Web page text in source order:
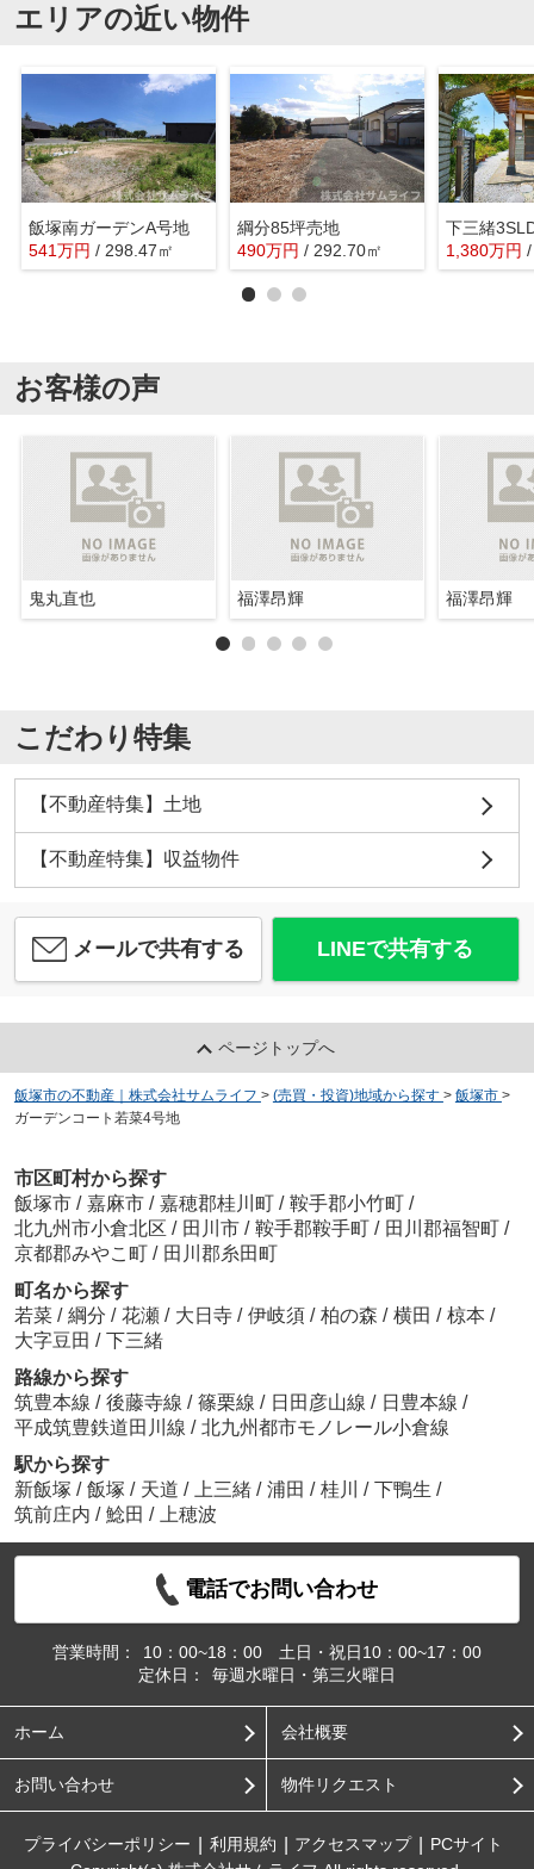
エリアの近い物件
飯塚南ガーデンA号地
541万円 / 298.47㎡
綱分85坪売地
490万円 / 292.70㎡
下三緒
1,380万円
お客様の声
鬼丸直也 福澤昂輝 福澤昂輝
こだわり特集
【不動産特集】土地
【不動産特集】収益物件
メールで共有する LINEで共有する
ページトップへ
飯塚市の不動産｜株式会社サムライフ > (売買・投資)地域から探す > 飯塚市 >
ガーデンコート若菜4号地
市区町村から探す
飯塚市 / 嘉麻市 / 嘉穂郡桂川町 / 鞍手郡小竹町 /
北九州市小倉北区 / 田川市 / 鞍手郡鞍手町 / 田川郡福智町 /
京都郡みやこ町 / 田川郡糸田町
町名から探す
若菜 / 綱分 / 花瀬 / 大日寺 / 伊岐須 / 柏の森 / 横田 / 椋本 /
大字豆田 / 下三緒
路線から探す
筑豊本線 / 後藤寺線 / 篠栗線 / 日田彦山線 / 日豊本線 /
平成筑豊鉄道田川線 / 北九州都市モノレール小倉線
駅から探す
新飯塚 / 飯塚 / 天道 / 上三緒 / 浦田 / 桂川 / 下鴨生 /
筑前庄内 / 鯰田 / 上穂波
電話でお問い合わせ
営業時間：
10：00~18：00 土日・祝日10：00~17：00
定休日：
毎週水曜日・第三火曜日
ホーム 会社概要
お問い合わせ 物件リクエスト
プライバシーポリシー 利用規約 アクセスマップ
PCサイト